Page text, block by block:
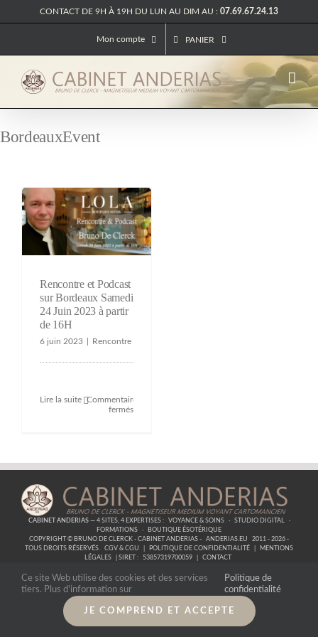
CONTACT DE 9H À 19H DU LUN AU DIM AU : 07.69.67.24.13
Mon compte PANIER
BordeauxEvent
Rencontre et Podcast
sur Bordeaux Samedi
24 Juin 2023 à partir
de 16H
6 juin 2023 Rencontre
Lire la suite Commentaires
ferméssur
Samedi
Juin
2023
à
partir
de
16H
CABINET ANDERIAS— 4 SITES, 4 EXPERTISES : VOYANCE & SOINS · STUDIO DIGITAL
·
FORMATIONS
·
BOUTIQUE ÉSOTÉRIQUE
COPYRIGHT © BRUNO DE CLERCK - CABINET ANDERIAS -
ANDERIAS.EU
2011 - 2026 -
TOUS DROITS RÉSERVÉS.
CGV & CGU POLITIQUE DE CONFIDENTIALITÉ
MENTIONS
LÉGALES
| SIRET : 53857319700059 CONTACT
Ce site Web utilise des cookies et des services
tiers. Plus d'information sur
Politique de
confidentialité
JE COMPREND ET ACCEPTE